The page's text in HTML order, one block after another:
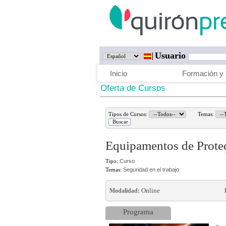
Usuario
Inicio Formación y
Oferta de Cursos
Tipos de Cursos: Temas:
Equipamentos de
Tipo: Curso
Temas: Seguridad en el trabajo
Modalidad: Online
Programa